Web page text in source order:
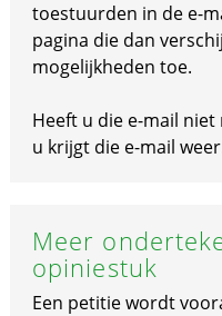
toestuurden in de e-
pagina die dan
mogelijkheden toe.
Heeft u die e-mail niet
u krijgt die e-mail
Meer
opiniestuk
Een petitie wordt